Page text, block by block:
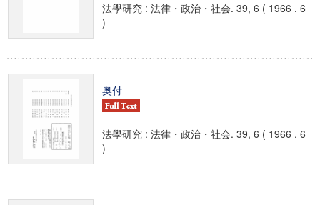
法學研究 : 法律・政治・社会. 39, 6 ( 1966 . 6
)
奥付
法學研究 : 法律・政治・社会. 39, 6 ( 1966 . 6
)